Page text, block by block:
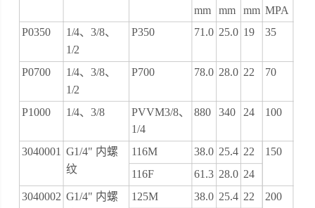
mm
mm
mm MPA
P0350
1/4、3/8、
1/2
P350 71.0 25.0 19 35
P0700 1/4、3/8、
1/2
P700 78.0 28.0 22 70
P1000 1/4、3/8
PVVM3/8、
1/4
880 340 24 100
3040001 G1/4" 内螺
纹
116M 38.0 25.4 22
150
116F
61.3 28.0 24
3040002 G1/4" 内螺 125M 38.0 25.4 22 200